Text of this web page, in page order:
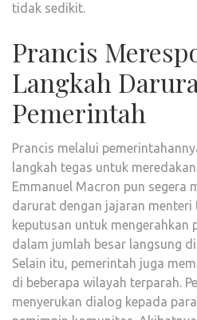
tidak sedikit.
Prancis
Langkah
Pemerintah
Prancis melalui
langkah tegas untuk
Emmanuel Macron pun segera
darurat dengan jajaran menteri
keputusan untuk mengerahkan
dalam jumlah besar langsung
Selain itu, pemerintah juga
di beberapa wilayah terparah.
menyerukan dialog kepada